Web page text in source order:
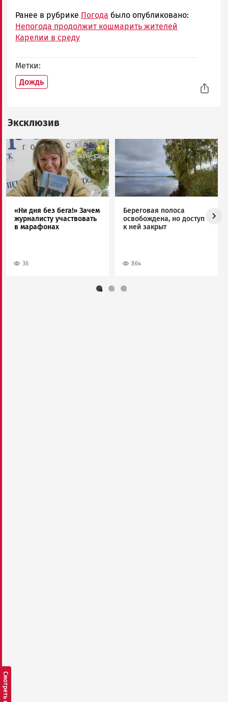
Ранее в рубрике Погода было опубликовано:
Непогода продолжит кошмарить жителей
Карелии в среду
Метки
Дождь
Эксклюзив
Image
«Ни дня без бега!» Зачем
журналисту участвовать
в марафонах
36
Береговая полоса
освобождена, но доступ
к ней закрыт
864